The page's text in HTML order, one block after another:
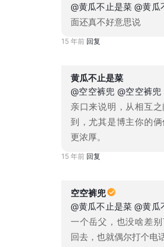
@黄瓜不止是菜 @黄瓜
面还真不好意思说
15 年前 回复
黄瓜不止是菜
@空空裤兜 @空空裤
亲口来说明，从相互
到，尤其是博主你的
更浓厚。
15 年前 回复
空空裤兜
@黄瓜不止是菜 @黄瓜
一个岳父，也没啥差
回去，也就偶尔打个电